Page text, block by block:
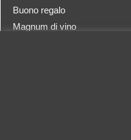
Buono regalo
Magnum di vino